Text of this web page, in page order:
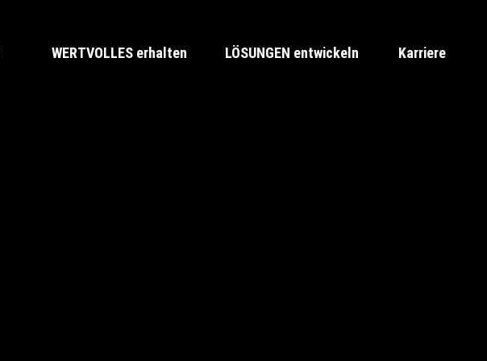
WERTVOLLES erhalten LÖSUNGEN entwickeln Karriere